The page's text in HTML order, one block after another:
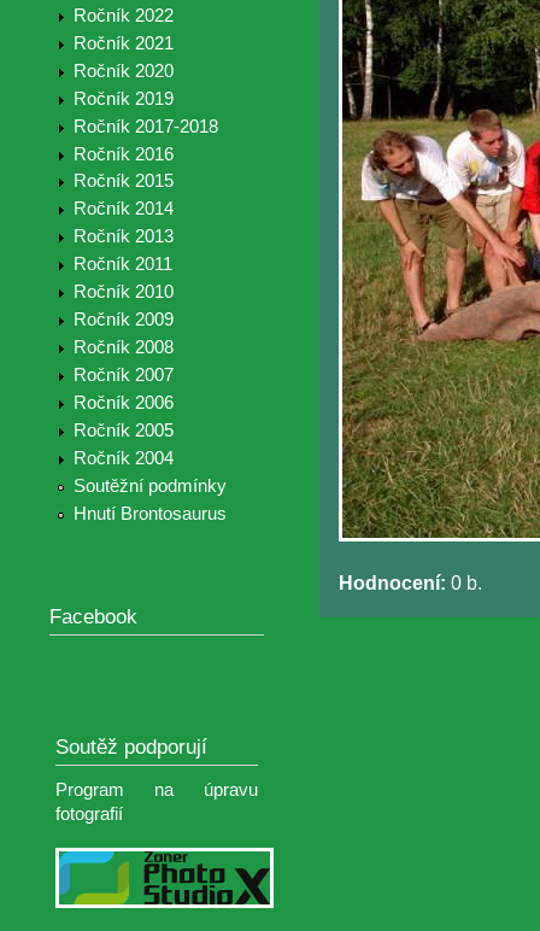
Ročník 2022
Ročník 2021
Ročník 2020
Ročník 2019
Ročník 2017-2018
Ročník 2016
Ročník 2015
Ročník 2014
Ročník 2013
Ročník 2011
Ročník 2010
Ročník 2009
Ročník 2008
Ročník 2007
Ročník 2006
Ročník 2005
Ročník 2004
Soutěžní podmínky
Hnutí Brontosaurus
Facebook
Soutěž podporují
Program na úpravu
fotografií
Hodnocení: 0 b.